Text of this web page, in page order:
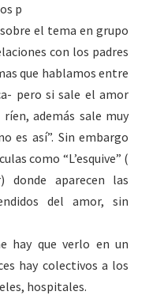
p
el tema en grupo
con los padres
que hablamos entre
pero si sale el amor
además sale muy
es así”. Sin embargo
como “L’esquive” (
donde aparecen las
del amor, sin
hay que verlo en un
hay colectivos a los
hospitales.